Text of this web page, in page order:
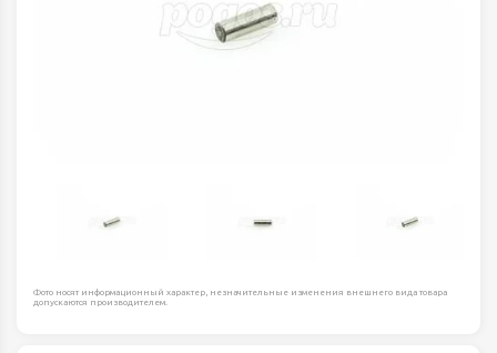
Фото носят информационный характер, незначительные изменения внешнего вида товара
допускаются производителем.